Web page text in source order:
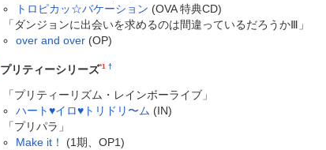
トロピカッ☆バケーション (OVA 特典CD)
「ダンジョンに出会いを求めるのは間違っているだろうかⅢ」
over and over (OP)
プリティーシリーズ*1 †
「プリティーリズム・レインボーライブ」
ハート♥イロ♥トリドリ〜ム (IN)
「プリパラ」
Make it！
(1期、OP1)